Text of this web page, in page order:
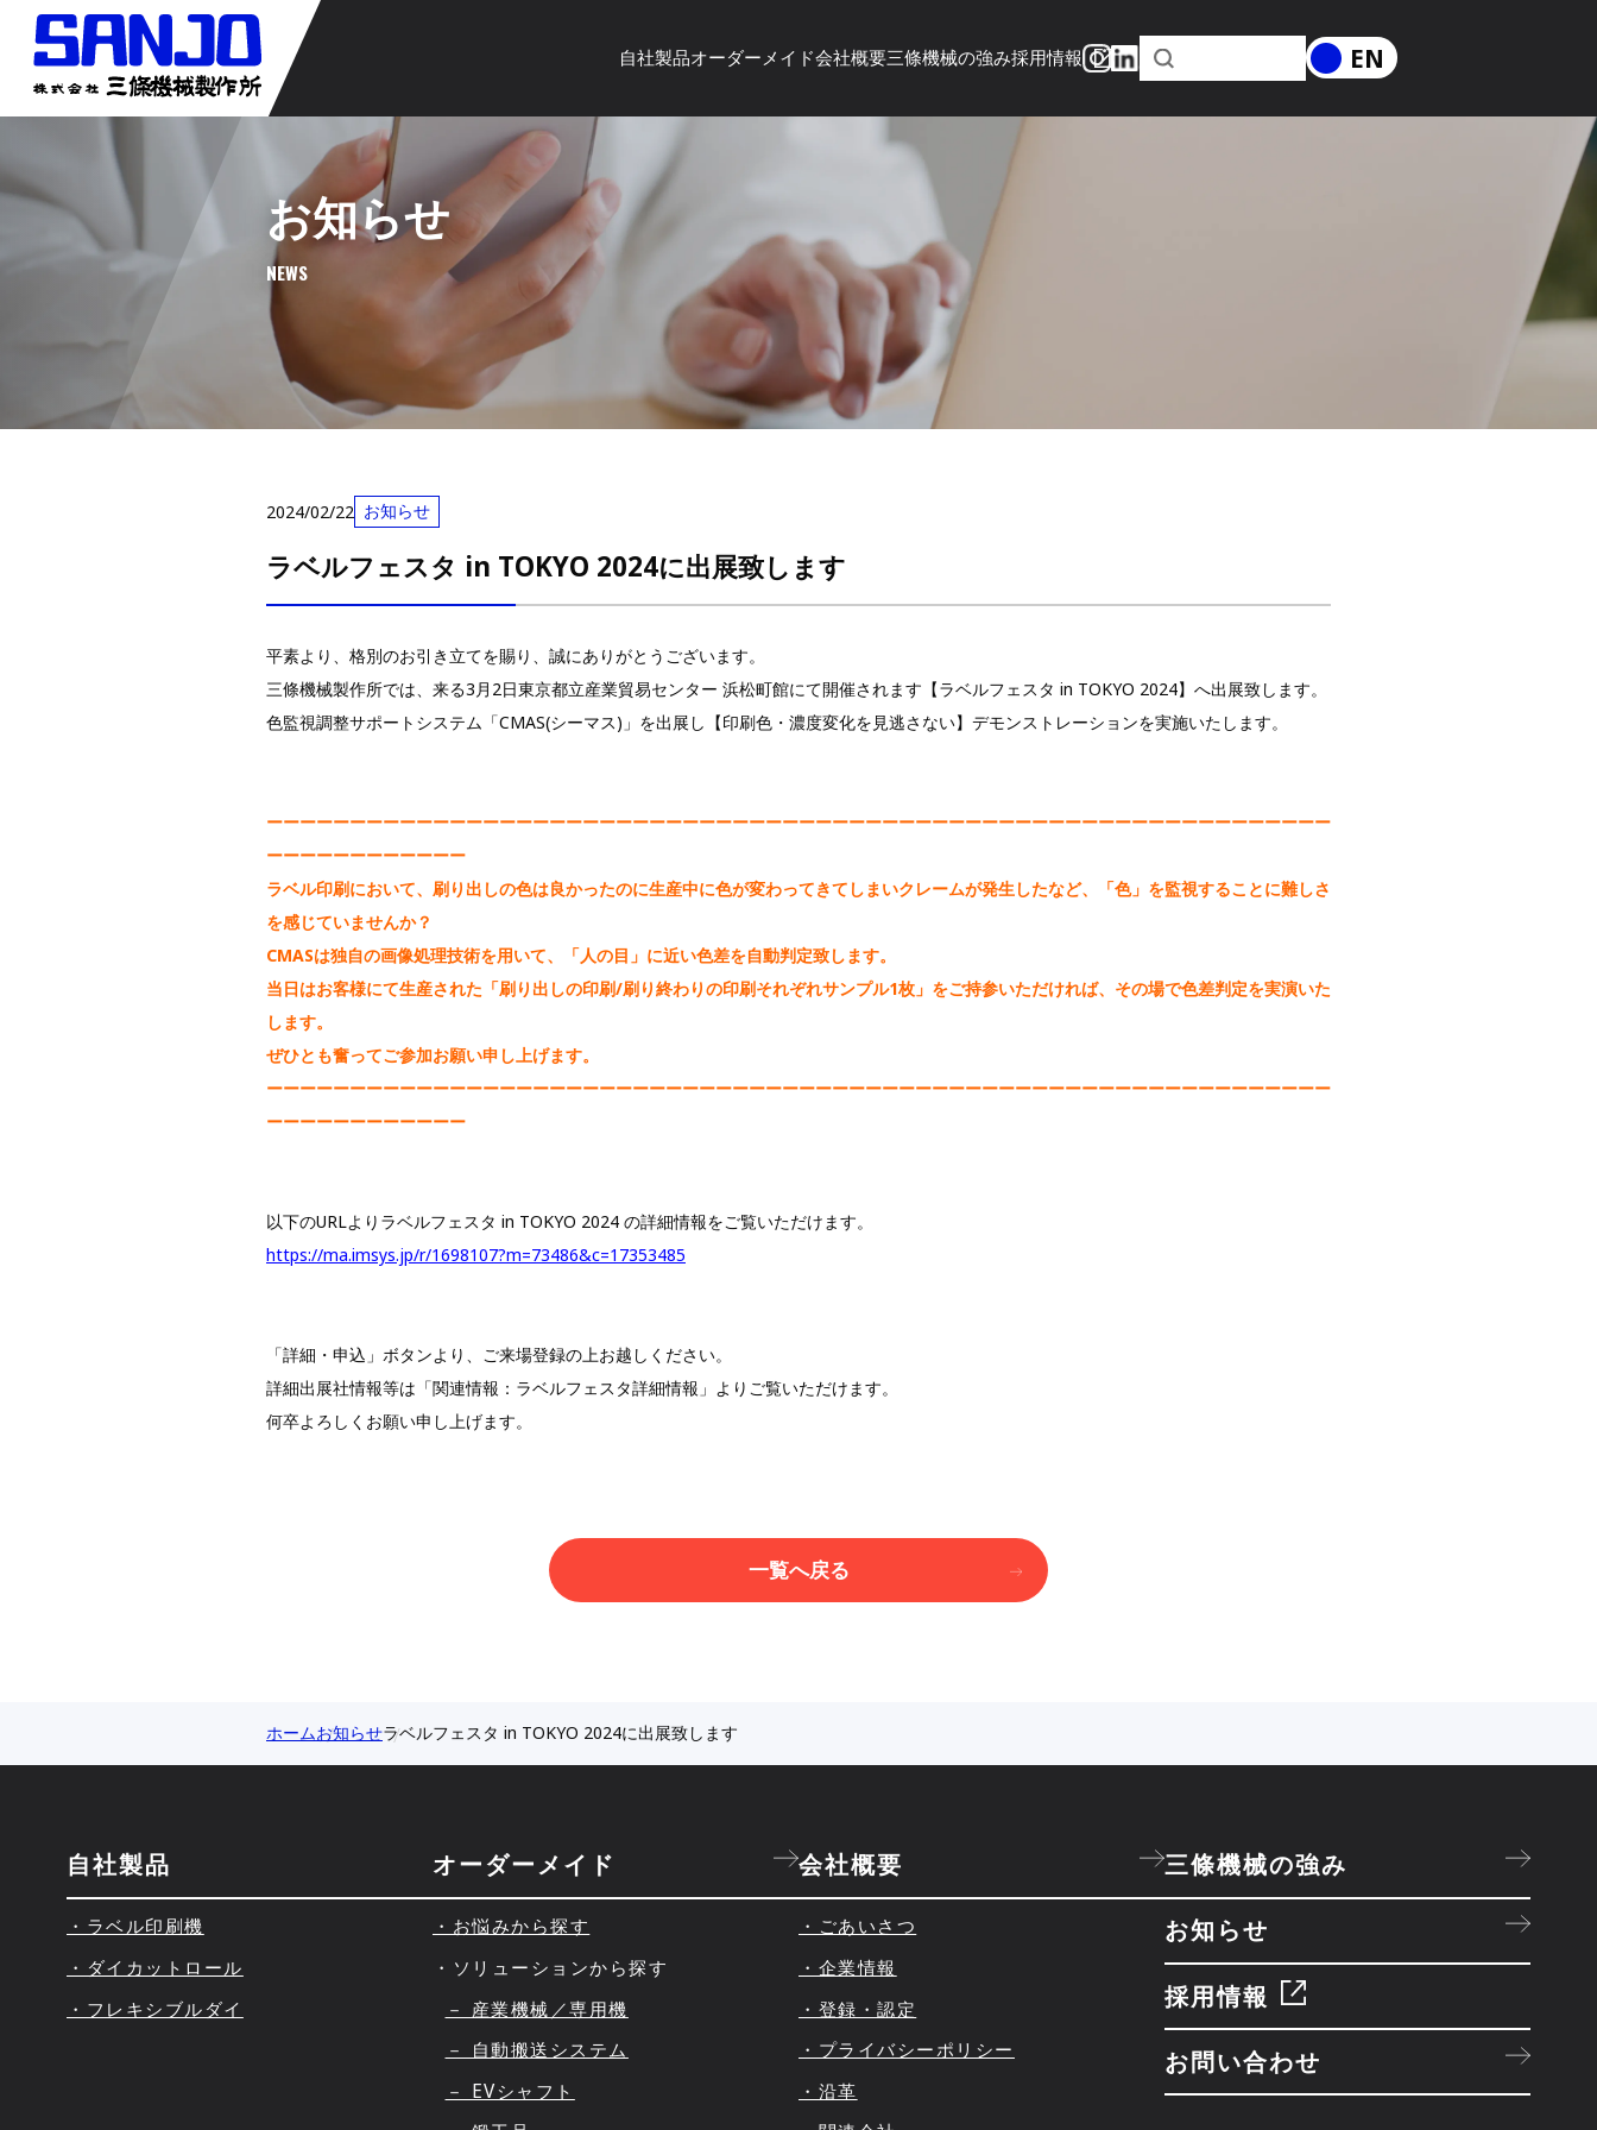
自社製品オーダーメイド会社概要三條機械の強み採用情報 EN
お知らせ
NEWS
2024/02/22 お知らせ
ラベルフェスタ in TOKYO 2024に出展致します
平素より、格別のお引き立てを賜り、誠にありがとうございます。
三條機械製作所では、来る3月2日東京都立産業貿易センター 浜松町館にて開催されます【ラベルフェスタ in TOKYO 2024】へ出展致します。
色監視調整サポートシステム「CMAS(シーマス)」を出展し【印刷色・濃度変化を見逃さない】デモンストレーションを実施いたします。
ーーーーーーーーーーーーーーーーーーーーーーーーーーーーーーーーーーーーーーーーーーーーーーーーーーーーーーーーーーーーーーーー
ーーーーーーーーーーーー
ラベル印刷において、刷り出しの色は良かったのに生産中に色が変わってきてしまいクレームが発生したなど、「色」を監視することに難しさ
を感じていませんか？
CMASは独自の画像処理技術を用いて、「人の目」に近い色差を自動判定致します。
当日はお客様にて生産された「刷り出しの印刷/刷り終わりの印刷それぞれサンプル1枚」をご持参いただければ、その場で色差判定を実演いた
します。
ぜひとも奮ってご参加お願い申し上げます。
ーーーーーーーーーーーーーーーーーーーーーーーーーーーーーーーーーーーーーーーーーーーーーーーーーーーーーーーーーーーーーーーー
ーーーーーーーーーーーー
以下のURLよりラベルフェスタ in TOKYO 2024 の詳細情報をご覧いただけます。
https://ma.imsys.jp/r/1698107?m=73486&c=17353485
「詳細・申込」ボタンより、ご来場登録の上お越しください。
詳細出展社情報等は「関連情報：ラベルフェスタ詳細情報」よりご覧いただけます。
何卒よろしくお願い申し上げます。
一覧へ戻る
ホームお知らせラベルフェスタ in TOKYO 2024に出展致します
自社製品
・ラベル印刷機
・ダイカットロール
・フレキシブルダイ
オーダーメイド
・お悩みから探す
・ソリューションから探す
－ 産業機械／専用機
－ 自動搬送システム
－ EVシャフト
会社概要
・ごあいさつ
・企業情報
・登録・認定
・プライバシーポリシー
・沿革
三條機械の強み
お知らせ
採用情報
お問い合わせ